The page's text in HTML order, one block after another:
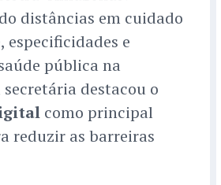
distâncias em cuidado
especificidades e
pública na
secretária destacou o
como principal
reduzir as barreiras